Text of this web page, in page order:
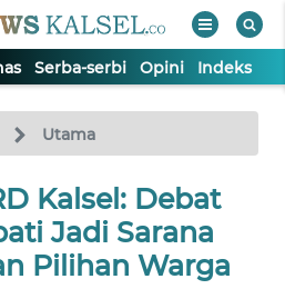
Serba-serbi Opini Indeks
Utama
Kalsel: Debat
Jadi Sarana
Pilihan Warga